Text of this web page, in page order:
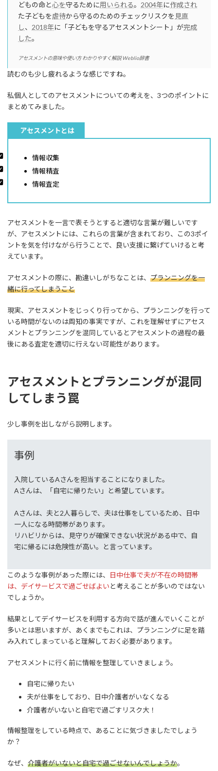
どもの命と心を守るために用いられる。 2004年に作成され
た子どもを虐待から守るのためのチェックリスクを 見直
し、 2018年に「子どもを守るアセスメントシート」が完成
した。
アセスメントの意味や使い方 わかりやすく解説 Weblio辞書
読むのも少し疲れるような感じですね。
私個人としてのアセスメントについての考えを、3つのポイントに
まとめてみました。
アセスメントとは
情報収集
情報精査
情報査定
アセスメントを一言で表そうとすると適切な言葉が難しいです
が、アセスメントには、これらの言葉が含まれており、この3ポイ
ントを気を付けながら行うことで、良い支援に繋げていけると考
えています。
アセスメントの際に、勘違いしがちなことは、 プランニングを一
緒に行ってしまうこと
現実、アセスメントをじっくり行ってから、プランニングを行って
いる時間がないのは周知の事実ですが、これを理解せずにアセス
メントとプランニングを混同しているとアセスメントの過程の最
後にある査定を適切に行えない可能性があります。
アセスメントとプランニングが混同
してしまう罠
少し事例を出しながら説明します。
事例
入院しているAさんを担当することになりました。
Aさんは、「自宅に帰りたい」と希望しています。
Aさんは、夫と2人暮らしで、夫は仕事をしているため、日中
一人になる時間帯があります。
リハビリからは、見守りが確保できない状況がある中で、自
宅に帰るには危険性が高い。と言っています。
このような事例があった際には、
日中仕事で夫が不在の時間帯
は、デイサービスで過ごせばよいと考えることが多いのではない
でしょうか。
結果としてデイサービスを利用する方向で話が進んでいくことが
多いとは思いますが、あくまでもこれは、プランニングに足を踏
み入れてしまっていると理解しておく必要があります。
アセスメントに行く前に情報を整理していきましょう。
自宅に帰りたい
夫が仕事をしており、日中介護者がいなくなる
介護者がいないと自宅で過ごすリスク大！
情報整理をしている時点で、あることに気づきましたでしょう
か？
なぜ、 介護者がいないと自宅で過ごせないんでしょうか。